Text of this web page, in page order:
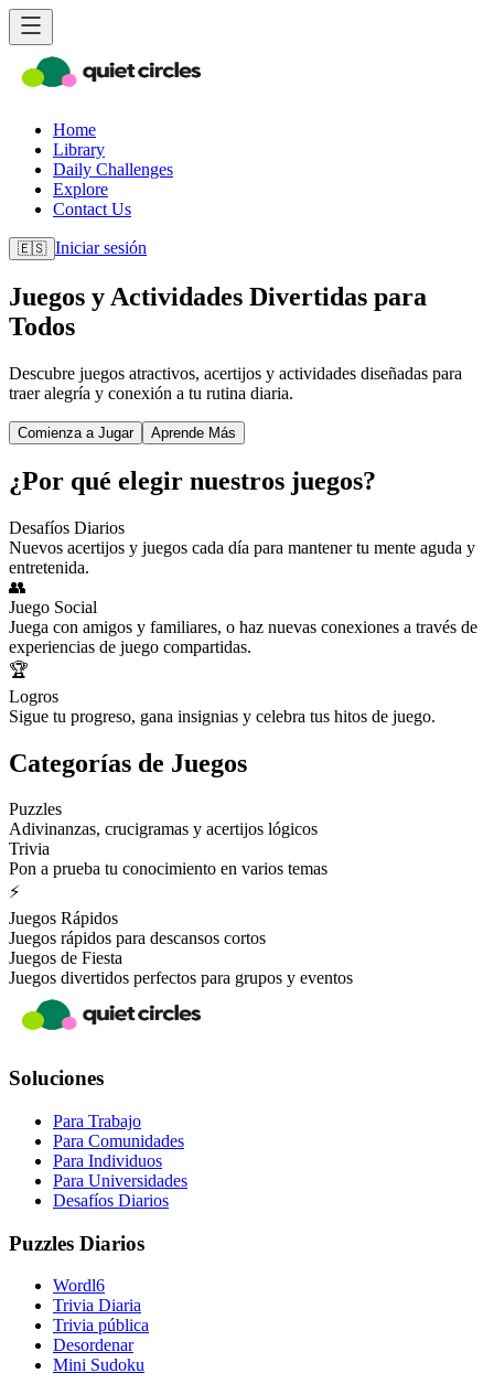
Home
Library
Daily Challenges
Explore
Contact Us
🇪🇸 Iniciar sesión
Juegos y Actividades Divertidas para
Todos
Descubre juegos atractivos, acertijos y actividades diseñadas para
traer alegría y conexión a tu rutina diaria.
Comienza a Jugar Aprende Más
¿Por qué elegir nuestros juegos?
Desafíos Diarios
Nuevos acertijos y juegos cada día para mantener tu mente aguda y
entretenida.
👥
Juego Social
Juega con amigos y familiares, o haz nuevas conexiones a través de
experiencias de juego compartidas.
🏆
Logros
Sigue tu progreso, gana insignias y celebra tus hitos de juego.
Categorías de Juegos
Puzzles
Adivinanzas, crucigramas y acertijos lógicos
Trivia
Pon a prueba tu conocimiento en varios temas
⚡
Juegos Rápidos
Juegos rápidos para descansos cortos
Juegos de Fiesta
Juegos divertidos perfectos para grupos y eventos
Soluciones
Para Trabajo
Para Comunidades
Para Individuos
Para Universidades
Desafíos Diarios
Puzzles Diarios
Wordl6
Trivia Diaria
Trivia pública
Desordenar
Mini Sudoku